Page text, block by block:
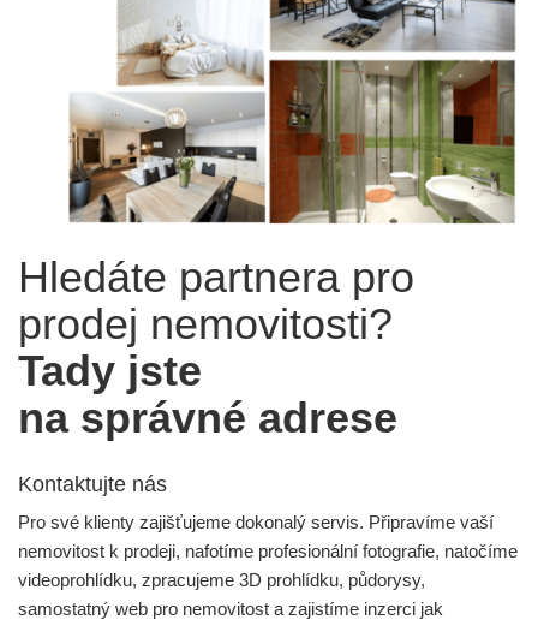
Hledáte partnera pro
prodej nemovitosti?
Tady jste
na správné adrese
Kontaktujte nás
Pro své klienty zajišťujeme dokonalý servis. Připravíme vaší
nemovitost k prodeji, nafotíme profesionální fotografie, natočíme
videoprohlídku, zpracujeme 3D prohlídku, půdorysy,
samostatný web pro nemovitost a zajistíme inzerci jak